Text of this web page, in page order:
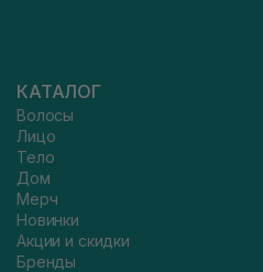
КАТАЛОГ
Волосы
Лицо
Тело
Дом
Мерч
Новинки
Акции и скидки
Бренды